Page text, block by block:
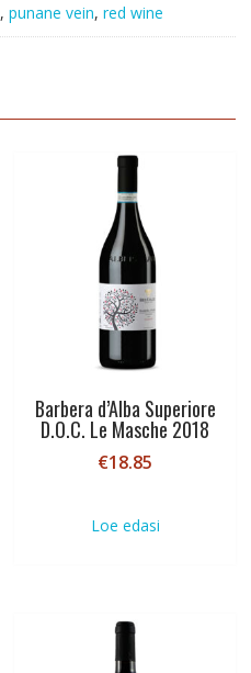
, punane vein, red wine
Barbera d’Alba Superiore
D.O.C. Le Masche 2018
€18.85
Loe edasi